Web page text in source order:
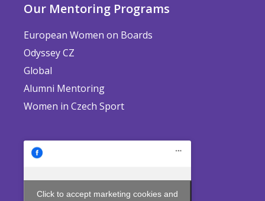
Our Mentoring Programs
European Women on Boards
Odyssey CZ
Global
Alumni Mentoring
Women in Czech Sport
Click to accept marketing cookies and